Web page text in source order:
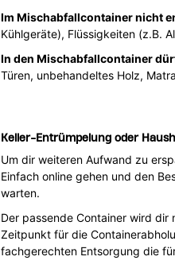
Im Mischabfallcontainer nicht
Kühlgeräte), Flüssigkeiten (z.B.
In den Mischabfallcontainer
Türen, unbehandeltes Holz,
Keller-Entrümpelung oder
Um dir weiteren Aufwand zu
Einfach online gehen und den
warten.
Der passende Container wird
Zeitpunkt für die
fachgerechten Entsorgung die